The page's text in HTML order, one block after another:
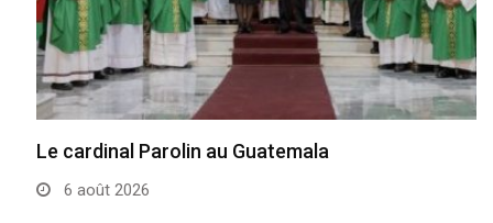
Le cardinal Parolin au Guatemala
6 août 2026